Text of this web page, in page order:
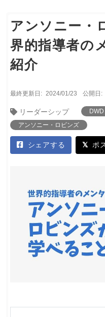
アンソニー・
界的指導者の
紹介
最終更新日: 2024/01/23 公開日:
リーダーシップ DWD
アンソニー・ロビンズ
シェアする ポ